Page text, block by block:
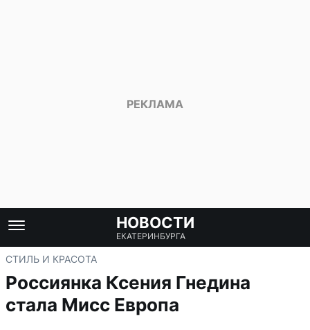
НОВОСТИ
ЕКАТЕРИНБУРГА
СТИЛЬ И КРАСОТА
Россиянка Ксения Гнедина
стала Мисс Европа